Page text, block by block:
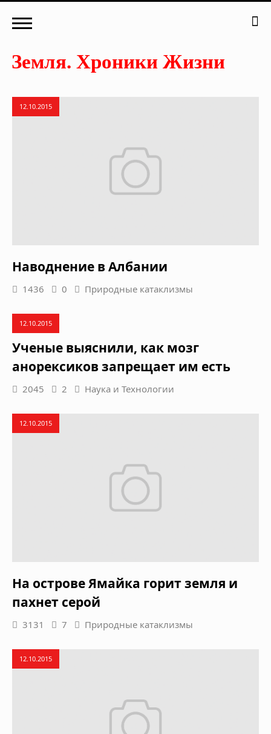
12.10.2015
Наводнение в Албании
1436 0 Природные катаклизмы
12.10.2015
Ученые выяснили, как мозг
анорексиков запрещает им есть
2045 2 Наука и Технологии
12.10.2015
На острове Ямайка горит земля и
пахнет серой
3131 7 Природные катаклизмы
12.10.2015